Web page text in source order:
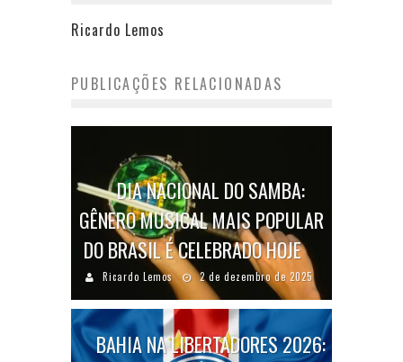
Ricardo Lemos
PUBLICAÇÕES RELACIONADAS
DIA NACIONAL DO SAMBA:
GÊNERO MUSICAL MAIS POPULAR
DO BRASIL É CELEBRADO HOJE
Ricardo Lemos 2 de dezembro de 2025
BAHIA NA LIBERTADORES 2026: